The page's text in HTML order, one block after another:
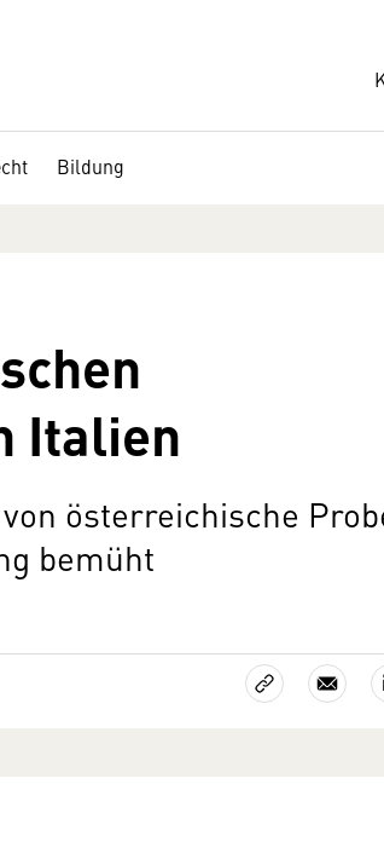
Bildung
Italien
österreichische
bemüht